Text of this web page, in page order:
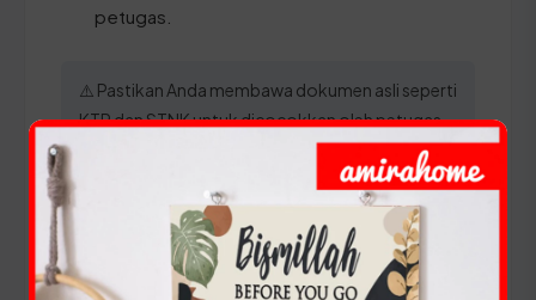
petugas.
⚠️ Pastikan Anda membawa dokumen asli seperti
KTP dan STNK untuk dicocokkan oleh petugas
guna menjamin validitas kepemilikan kendaraan
Panduan Pajak 5 Tahunan